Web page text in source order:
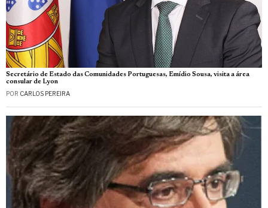
Secretário de Estado das Comunidades Portuguesas, Emídio Sousa, visita a área
consular de Lyon
POR CARLOS PEREIRA